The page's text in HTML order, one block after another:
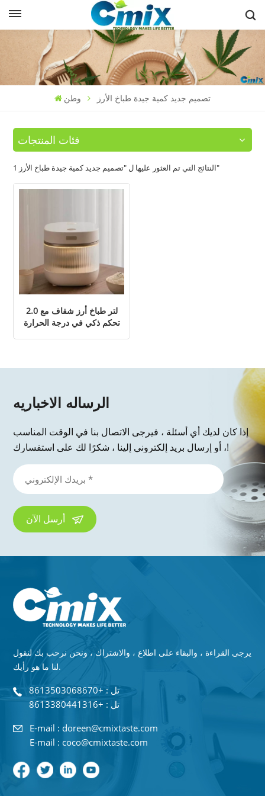
وطن تصميم جديد كمية جيدة طباخ الأرز
فئات المنتجات
1 النتائج التي تم العثور عليها ل "تصميم جديد كمية جيدة طباخ الأرز"
2.0 لتر طباخ أرز شفاف مع
تحكم ذكي في درجة الحرارة
الرساله الاخباريه
إذا كان لديك أي أسئلة ، فيرجى الاتصال بنا في الوقت المناسب
، أو إرسال بريد إلكتروني إلينا ، شكرًا لك على استفسارك!
يرجى القراءة ، والبقاء على اطلاع ، والاشتراك ، ونحن نرحب بك لنقول
لنا ما هو رأيك.
تل : +8613503068670
تل : +8613380441316
E-mail : doreen@cmixtaste.com
E-mail : coco@cmixtaste.com